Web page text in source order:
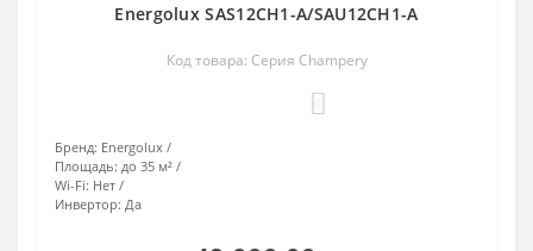
Energolux SAS12CH1-A/SAU12CH1-A
Код товара: Серия Champery
Бренд: Energolux
Площадь: до 35 м²
Wi-Fi: Нет
Инвертор: Да